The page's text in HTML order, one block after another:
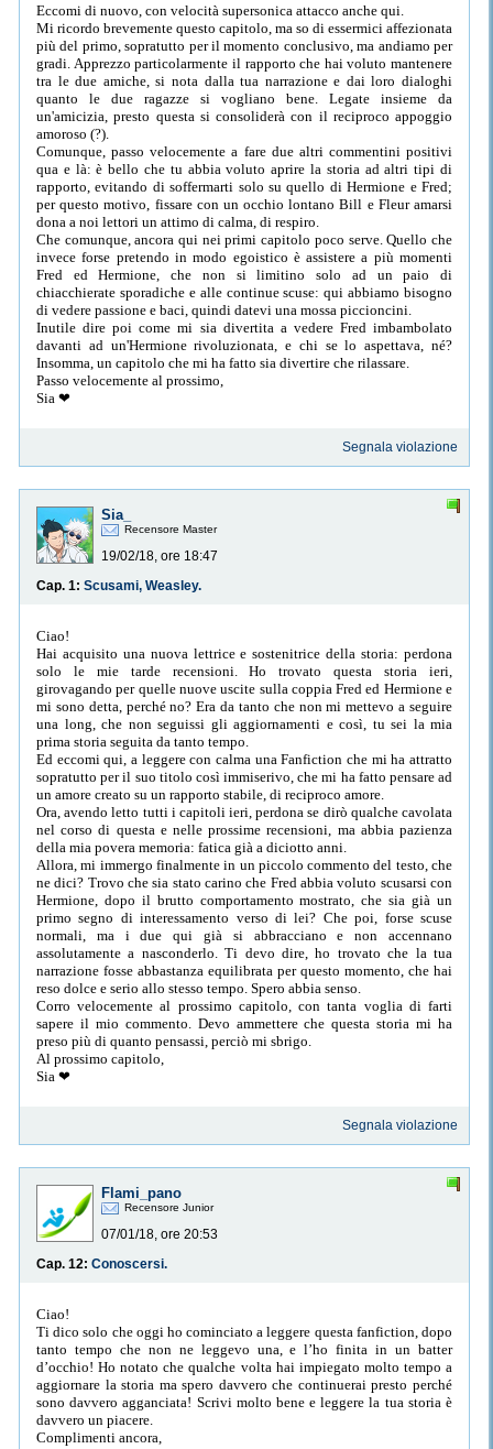
Eccomi di nuovo, con velocità supersonica attacco anche qui.
Mi ricordo brevemente questo capitolo, ma so di essermici affezionata
più del primo, sopratutto per il momento conclusivo, ma andiamo per
gradi. Apprezzo particolarmente il rapporto che hai voluto mantenere
tra le due amiche, si nota dalla tua narrazione e dai loro dialoghi
quanto le due ragazze si vogliano bene. Legate insieme da
un'amicizia, presto questa si consoliderà con il reciproco appoggio
amoroso (?).
Comunque, passo velocemente a fare due altri commentini positivi
qua e là: è bello che tu abbia voluto aprire la storia ad altri tipi di
rapporto, evitando di soffermarti solo su quello di Hermione e Fred;
per questo motivo, fissare con un occhio lontano Bill e Fleur amarsi
dona a noi lettori un attimo di calma, di respiro.
Che comunque, ancora qui nei primi capitolo poco serve. Quello che
invece forse pretendo in modo egoistico è assistere a più momenti
Fred ed Hermione, che non si limitino solo ad un paio di
chiacchierate sporadiche e alle continue scuse: qui abbiamo bisogno
di vedere passione e baci, quindi datevi una mossa piccioncini.
Inutile dire poi come mi sia divertita a vedere Fred imbambolato
davanti ad un'Hermione rivoluzionata, e chi se lo aspettava, né?
Insomma, un capitolo che mi ha fatto sia divertire che rilassare.
Passo velocemente al prossimo,
Sia ❤
Segnala violazione
Sia_
Recensore Master
19/02/18, ore 18:47
Cap. 1: Scusami, Weasley.
Ciao!
Hai acquisito una nuova lettrice e sostenitrice della storia: perdona
solo le mie tarde recensioni. Ho trovato questa storia ieri,
girovagando per quelle nuove uscite sulla coppia Fred ed Hermione e
mi sono detta, perché no? Era da tanto che non mi mettevo a seguire
una long, che non seguissi gli aggiornamenti e così, tu sei la mia
prima storia seguita da tanto tempo.
Ed eccomi qui, a leggere con calma una Fanfiction che mi ha attratto
sopratutto per il suo titolo così immiserivo, che mi ha fatto pensare ad
un amore creato su un rapporto stabile, di reciproco amore.
Ora, avendo letto tutti i capitoli ieri, perdona se dirò qualche cavolata
nel corso di questa e nelle prossime recensioni, ma abbia pazienza
della mia povera memoria: fatica già a diciotto anni.
Allora, mi immergo finalmente in un piccolo commento del testo, che
ne dici? Trovo che sia stato carino che Fred abbia voluto scusarsi con
Hermione, dopo il brutto comportamento mostrato, che sia già un
primo segno di interessamento verso di lei? Che poi, forse scuse
normali, ma i due qui già si abbracciano e non accennano
assolutamente a nasconderlo. Ti devo dire, ho trovato che la tua
narrazione fosse abbastanza equilibrata per questo momento, che hai
reso dolce e serio allo stesso tempo. Spero abbia senso.
Corro velocemente al prossimo capitolo, con tanta voglia di farti
sapere il mio commento. Devo ammettere che questa storia mi ha
preso più di quanto pensassi, perciò mi sbrigo.
Al prossimo capitolo,
Sia ❤
Segnala violazione
Flami_pano
Recensore Junior
07/01/18, ore 20:53
Cap. 12: Conoscersi.
Ciao!
Ti dico solo che oggi ho cominciato a leggere questa fanfiction, dopo
tanto tempo che non ne leggevo una, e l’ho finita in un batter
d’occhio! Ho notato che qualche volta hai impiegato molto tempo a
aggiornare la storia ma spero davvero che continuerai presto perché
sono davvero agganciata! Scrivi molto bene e leggere la tua storia è
davvero un piacere.
Complimenti ancora,